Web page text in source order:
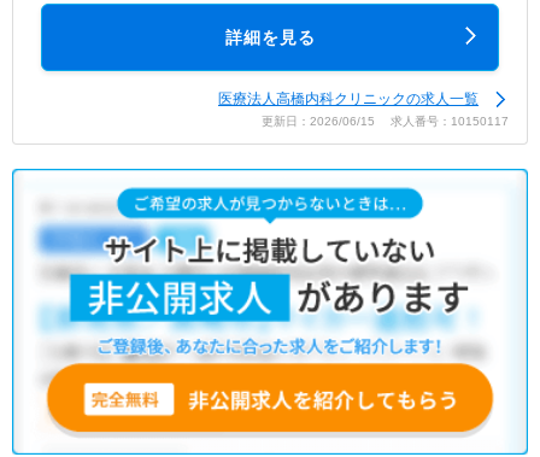
詳細を見る
医療法人高橋内科クリニックの求人一覧
更新日：2026/06/15 求人番号：10150117